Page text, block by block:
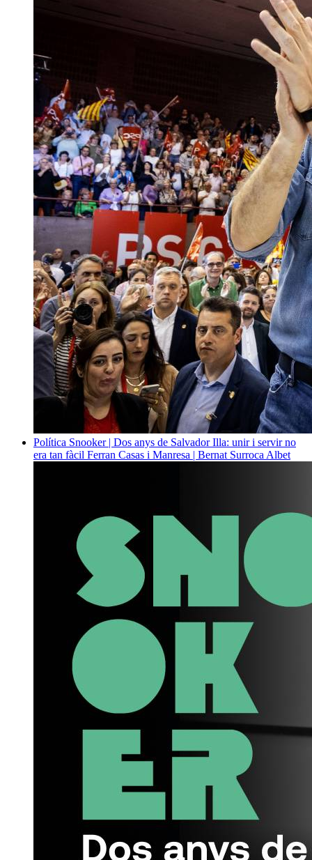
Política Snooker | Dos anys de Salvador Illa: unir i servir no
era tan fàcil Ferran Casas i Manresa | Bernat Surroca Albet